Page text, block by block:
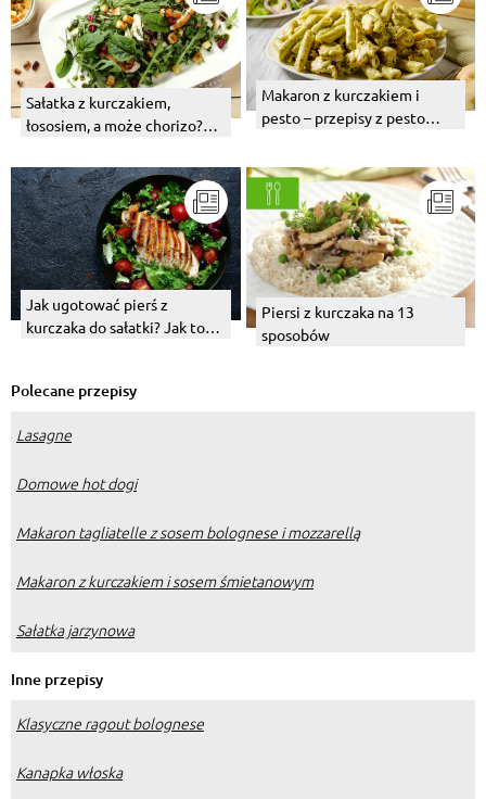
Sałatka z kurczakiem,
łososiem, a może chorizo?
Makaron z kurczakiem i
pesto – przepisy z pesto
Jak ugotować pierś z
kurczaka do sałatki? Jak to
Piersi z kurczaka na 13
sposobów
Polecane przepisy
Lasagne
Domowe hot dogi
Makaron tagliatelle z sosem bolognese i mozzarellą
Makaron z kurczakiem i sosem śmietanowym
Sałatka jarzynowa
Inne przepisy
Klasyczne ragout bolognese
Kanapka włoska